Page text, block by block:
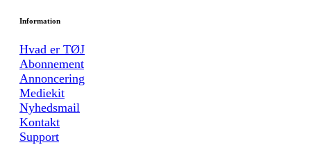
Information
Hvad er TØJ
Abonnement
Annoncering
Mediekit
Nyhedsmail
Kontakt
Support